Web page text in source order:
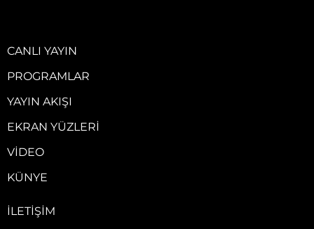
CANLI YAYIN
PROGRAMLAR
YAYIN AKIŞI
EKRAN YÜZLERI
VIDEO
KÜNYE
İLETIŞIM